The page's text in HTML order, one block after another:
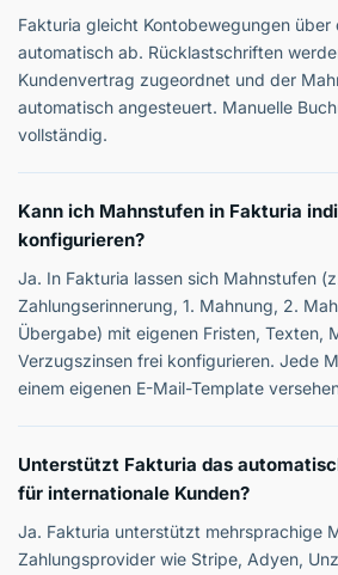
Fakturia gleicht Kontobewegungen über
automatisch ab. Rücklastschriften
Kundenvertrag zugeordnet und der
automatisch angesteuert. Manuelle
vollständig.
Kann ich Mahnstufen in Fakturia
konfigurieren?
Ja. In Fakturia lassen sich Mahnstufen
Zahlungserinnerung, 1. Mahnung, 2.
Übergabe) mit eigenen Fristen, Texten,
Verzugszinsen frei konfigurieren. Jede
einem eigenen E-Mail-Template
Unterstützt Fakturia das
für internationale Kunden?
Ja. Fakturia unterstützt mehrsprachige
Zahlungsprovider wie Stripe, Adyen,